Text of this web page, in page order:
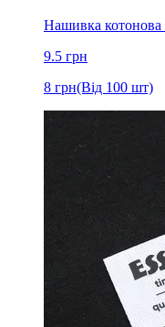
Нашивка
9.5 грн
8 грн(Від 100 шт)